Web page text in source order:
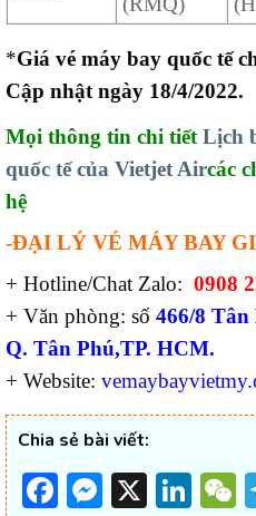
*Giá vé máy bay quốc tế
Cập nhật ngày 18/4/2022.
Mọi thông tin chi tiếtLịch
quốc tế của Vietjet Aircác
hệ
-ĐẠI LÝ VÉ MÁY BAY
+ Hotline/Chat Zalo: 0908
+ Văn phòng: số 466/8
Q. Tân Phú,TP. HCM.
+ Website:
Chia sẻ bài viết:
Facebook
X